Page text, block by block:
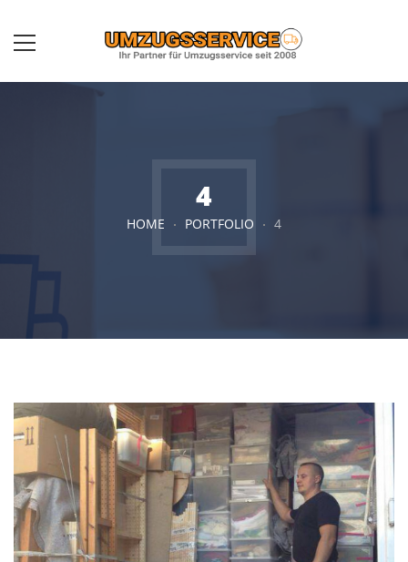
4
HOME PORTFOLIO 4